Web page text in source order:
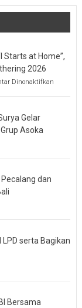
Starts at Home”,
2026
Dinonaktifkanpada
Gelar
Asoka
dan
LPD serta Bagikan
Bersama